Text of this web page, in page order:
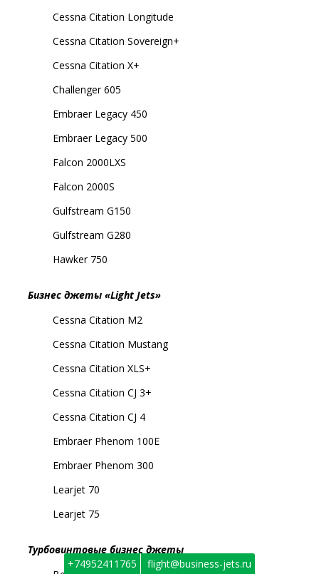
Cessna Citation Longitude
Cessna Citation Sovereign+
Cessna Citation X+
Challenger 605
Embraer Legacy 450
Embraer Legacy 500
Falcon 2000LXS
Falcon 2000S
Gulfstream G150
Gulfstream G280
Hawker 750
Бизнес джеты «Light Jets»
Cessna Citation M2
Cessna Citation Mustang
Cessna Citation XLS+
Cessna Citation СJ 3+
Cessna Citation СJ 4
Embraer Phenom 100E
Embraer Phenom 300
Learjet 70
Learjet 75
Турбовинтовые бизнес джеты
+74952411765 flight@business-jets.ru